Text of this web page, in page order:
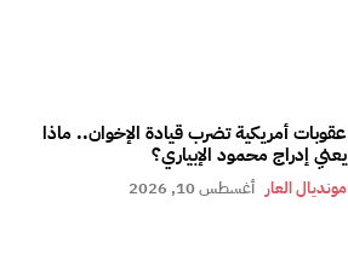
عقوبات أمريكية تضرب قيادة الإخوان.. ماذا
يعني إدراج محمود الإبياري؟
مونديال العار أغسطس 10, 2026